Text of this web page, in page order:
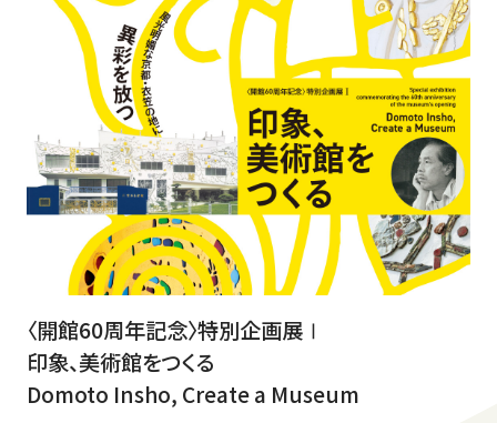
〈開館60周年記念〉特別企画展Ⅰ
印象、美術館をつくる
Domoto Insho, Create a Museum